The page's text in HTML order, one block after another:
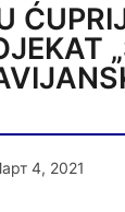
4, 2021